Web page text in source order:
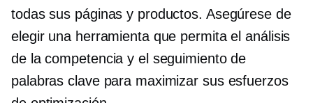
todas sus páginas y productos. Asegúrese de
elegir una herramienta que permita el análisis
de la competencia y el seguimiento de
palabras clave para maximizar sus esfuerzos